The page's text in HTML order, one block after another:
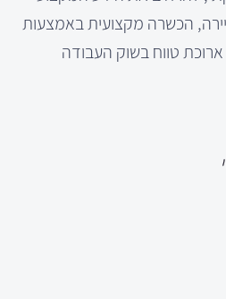
הכשרה מקצועית באמצעות
טווח בשוק העבודה